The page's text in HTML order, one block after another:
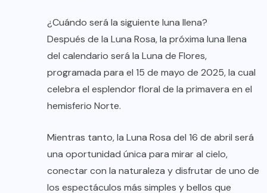
¿Cuándo será la siguiente luna llena?
Después de la Luna Rosa, la próxima luna llena
del calendario será la Luna de Flores,
programada para el 15 de mayo de 2025, la cual
celebra el esplendor floral de la primavera en el
hemisferio Norte.
Mientras tanto, la Luna Rosa del 16 de abril será
una oportunidad única para mirar al cielo,
conectar con la naturaleza y disfrutar de uno de
los espectáculos más simples y bellos que